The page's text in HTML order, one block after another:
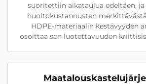
suoritettiin aikataulua edeltäen,
huoltokustannusten
HDPE-materiaalin kestävyyden
osoittaa sen luotettavuuden